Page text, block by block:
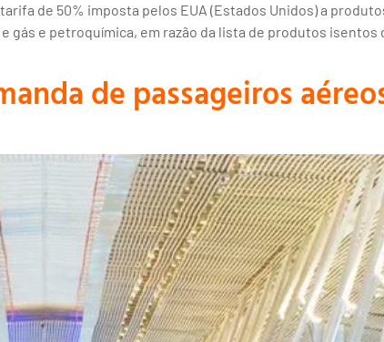
de 50% imposta pelos EUA (Estados Unidos) a
e petroquímica, em razão da lista de produtos isentos
de passageiros